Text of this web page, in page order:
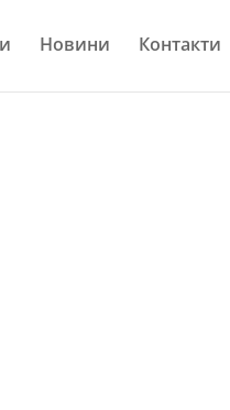
Новини Контакти